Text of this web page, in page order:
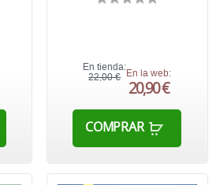
En tienda:
22,00 € En la web:
20,90 €
COMPRAR